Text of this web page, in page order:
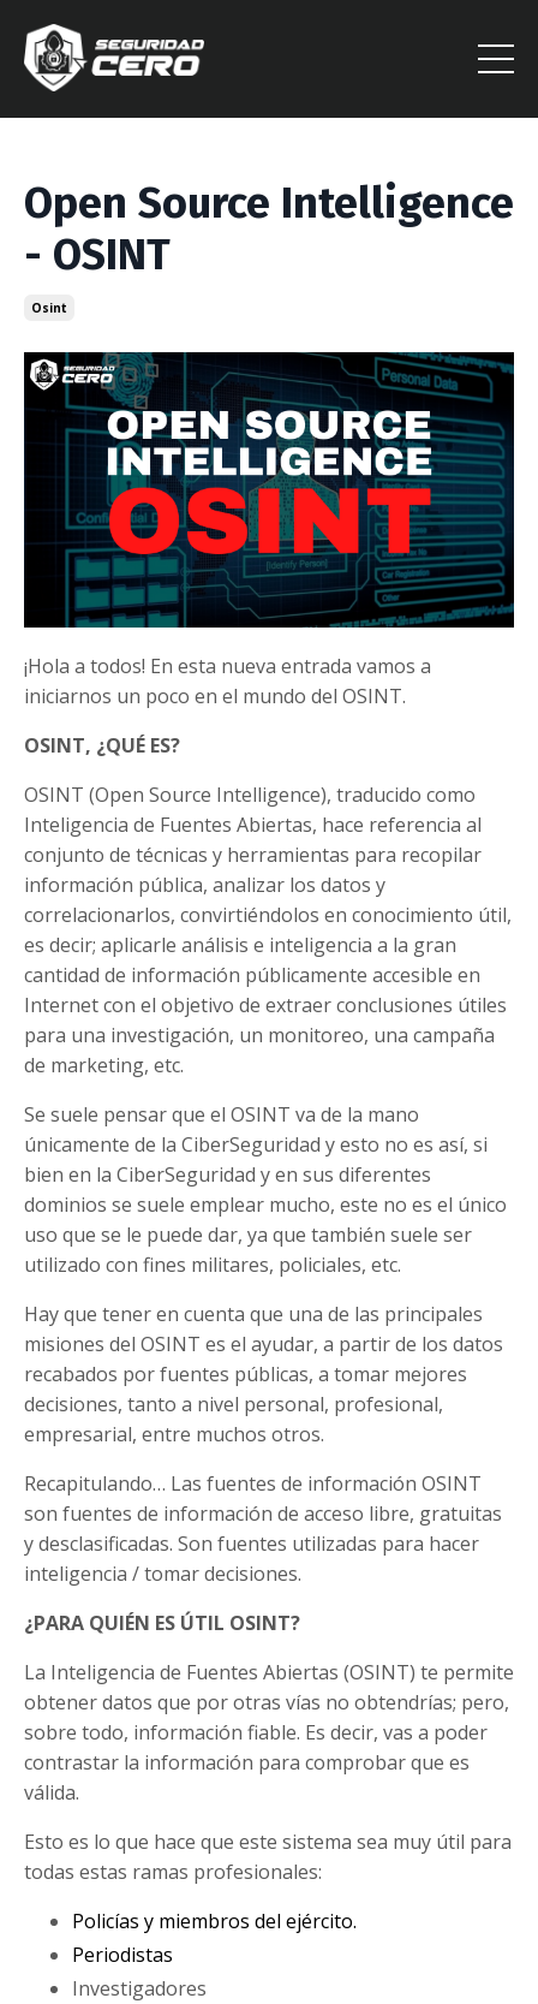
Open Source Intelligence
- OSINT
Osint
¡Hola a todos! En esta nueva entrada vamos a
iniciarnos un poco en el mundo del OSINT.
OSINT, ¿QUÉ ES?
OSINT (Open Source Intelligence), traducido como
Inteligencia de Fuentes Abiertas, hace referencia al
conjunto de técnicas y herramientas para recopilar
información pública, analizar los datos y
correlacionarlos, convirtiéndolos en conocimiento útil,
es decir; aplicarle análisis e inteligencia a la gran
cantidad de información públicamente accesible en
Internet con el objetivo de extraer conclusiones útiles
para una investigación, un monitoreo, una campaña
de marketing, etc.
Se suele pensar que el OSINT va de la mano
únicamente de la CiberSeguridad y esto no es así, si
bien en la CiberSeguridad y en sus diferentes
dominios se suele emplear mucho, este no es el único
uso que se le puede dar, ya que también suele ser
utilizado con fines militares, policiales, etc.
Hay que tener en cuenta que una de las principales
misiones del OSINT es el ayudar, a partir de los datos
recabados por fuentes públicas, a tomar mejores
decisiones, tanto a nivel personal, profesional,
empresarial, entre muchos otros.
Recapitulando… Las fuentes de información OSINT
son fuentes de información de acceso libre, gratuitas
y desclasificadas. Son fuentes utilizadas para hacer
inteligencia / tomar decisiones.
¿PARA QUIÉN ES ÚTIL OSINT?
La Inteligencia de Fuentes Abiertas (OSINT) te permite
obtener datos que por otras vías no obtendrías; pero,
sobre todo, información fiable. Es decir, vas a poder
contrastar la información para comprobar que es
válida.
Esto es lo que hace que este sistema sea muy útil para
todas estas ramas profesionales:
Policías y miembros del ejército.
Periodistas
Investigadores